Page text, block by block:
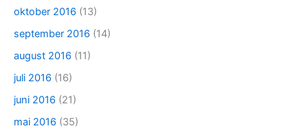
oktober 2016 (13)
september 2016 (14)
august 2016 (11)
juli 2016 (16)
juni 2016 (21)
mai 2016 (35)